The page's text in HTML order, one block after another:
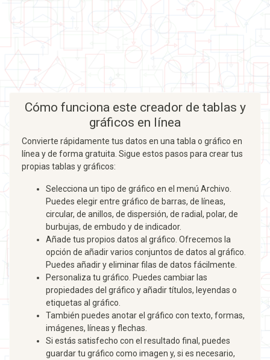
Cómo funciona este creador de tablas y
gráficos en línea
Convierte rápidamente tus datos en una tabla o gráfico en
línea y de forma gratuita. Sigue estos pasos para crear tus
propias tablas y gráficos:
Selecciona un tipo de gráfico en el menú Archivo.
Puedes elegir entre gráfico de barras, de líneas,
circular, de anillos, de dispersión, de radial, polar, de
burbujas, de embudo y de indicador.
Añade tus propios datos al gráfico. Ofrecemos la
opción de añadir varios conjuntos de datos al gráfico.
Puedes añadir y eliminar filas de datos fácilmente.
Personaliza tu gráfico. Puedes cambiar las
propiedades del gráfico y añadir títulos, leyendas o
etiquetas al gráfico.
También puedes anotar el gráfico con texto, formas,
imágenes, líneas y flechas.
Si estás satisfecho con el resultado final, puedes
guardar tu gráfico como imagen y, si es necesario,